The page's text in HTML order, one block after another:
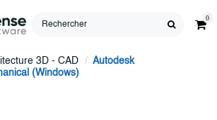
0
3D - CAD
Autodesk
(Windows)